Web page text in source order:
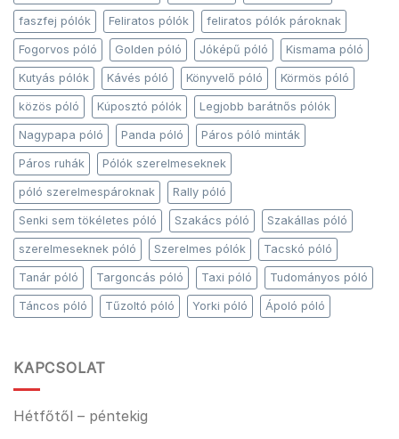
faszfej pólók Feliratos pólók feliratos pólók pároknak
Fogorvos póló Golden póló Jóképű póló Kismama póló
Kutyás pólók Kávés póló Könyvelő póló Körmös póló
közös póló Kúposztó pólók Legjobb barátnős pólók
Nagypapa póló Panda póló Páros póló minták
Páros ruhák Pólók szerelmeseknek
póló szerelmespároknak Rally póló
Senki sem tökéletes póló Szakács póló Szakállas póló
szerelmeseknek póló Szerelmes pólók Tacskó póló
Tanár póló Targoncás póló Taxi póló Tudományos póló
Táncos póló Tűzoltó póló Yorki póló Ápoló póló
KAPCSOLAT
Hétfőtől – péntekig